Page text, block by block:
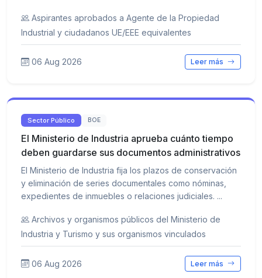
Aspirantes aprobados a Agente de la Propiedad
Industrial y ciudadanos UE/EEE equivalentes
06 Aug 2026 Leer más
Sector Público BOE
El Ministerio de Industria aprueba cuánto tiempo
deben guardarse sus documentos administrativos
El Ministerio de Industria fija los plazos de conservación
y eliminación de series documentales como nóminas,
expedientes de inmuebles o relaciones judiciales. ...
Archivos y organismos públicos del Ministerio de
Industria y Turismo y sus organismos vinculados
06 Aug 2026 Leer más